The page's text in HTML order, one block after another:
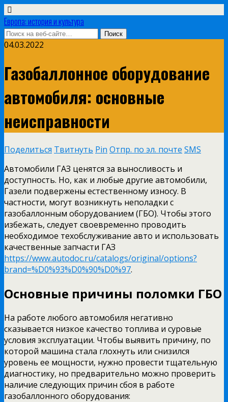
Европа: история и культура
04.03.2022
Газобаллонное оборудование
автомобиля: основные
неисправности
Поделиться Твитнуть Pin Отпр. по эл. почте SMS
Автомобили ГАЗ ценятся за выносливость и
доступность. Но, как и любые другие автомобили,
Газели подвержены естественному износу. В
частности, могут возникнуть неполадки с
газобаллонным оборудованием (ГБО). Чтобы этого
избежать, следует своевременно проводить
необходимое техобслуживание авто и использовать
качественные запчасти ГАЗ
https://www.autodoc.ru/catalogs/original/options?
brand=%D0%93%D0%90%D0%97.
Основные причины поломки ГБО
На работе любого автомобиля негативно
сказывается низкое качество топлива и суровые
условия эксплуатации. Чтобы выявить причину, по
которой машина стала глохнуть или снизился
уровень ее мощности, нужно провести тщательную
диагностику, но предварительно можно проверить
наличие следующих причин сбоя в работе
газобаллонного оборудования: